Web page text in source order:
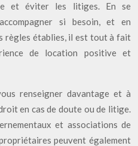
et éviter les litiges. En se
si besoin, et en
règles établies, il est tout à fait
de location positive et
renseigner davantage et à
en cas de doute ou de litige.
et associations de
peuvent également